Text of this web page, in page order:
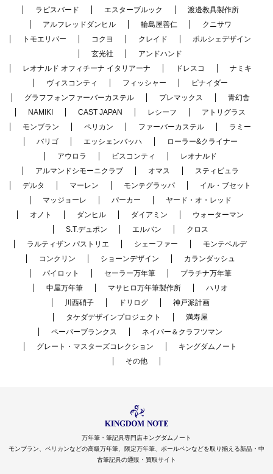
ラピスバード
エスターブルック
渡邊教具製作所
アルフレッドダンヒル
輪島屋善仁
クニサワ
トモエリバー
コクヨ クレイド
ポルシェデザイン
玄光社
アンドハンド
レオナルド オフィチーナ イタリアーナ
ドレスコ
ナミキ
ヴィスコンティ
フィッシャー
ピナイダー
グラフフォンファーバーカステル
プレマックス
青幻舎
NAMIKI
CAST JAPAN レシーフ
アトリグラス
モンブラン
ペリカン ファーバーカステル
ラミー
バリゴ
エッシェンバッハ
ローラー&クライナー
アウロラ
ビスコンティ
レオナルド
アルマンドシモーニクラブ
オマス
スティピュラ
デルタ
マーレン モンテグラッパ
イル・ブセット
マッジョーレ
パーカー
ヤード・オ・レッド
オノト
ダンヒル ダイアミン
ウォーターマン
S.T.デュポン
エルバン
クロス
ラルティザン パストリエ
シェーファー
モンテベルデ
コンクリン
ショーンデザイン
カランダッシュ
パイロット
セーラー万年筆
プラチナ万年筆
中屋万年筆
マサヒロ万年筆製作所
ハリオ
川西硝子
ドリログ
神戸派計画
タケダデザインプロジェクト
満寿屋
ペーパーブランクス
ネイバー＆クラフツマン
グレート・マスターズコレクション
キングダムノート
その他
万年筆・筆記具専門店キングダムノート
モンブラン、ペリカンなどの高級万年筆、限定万年筆、ボールペンなどを取り揃える新品・中
古筆記具の通販・買取サイト